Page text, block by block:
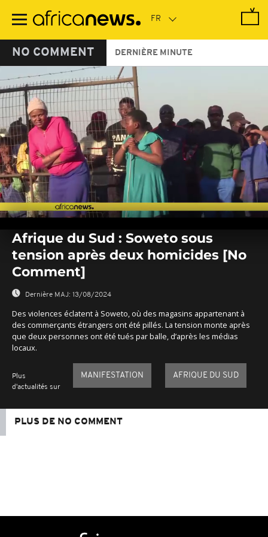
contenu
NO COMMENT DERNIÈRE MINUTE
seconds
seconds
Afrique du Sud : Soweto sous
tension après deux homicides [No
Comment]
Dernière MAJ: 13/08/2024
Des violences éclatent à Soweto, où des magasins appartenant à
des commerçants étrangers ont été pillés. La tension monte après
que deux personnes ont été tués par balle, d’après les médias
locaux.
Plus
d'actualités sur
MANIFESTATION AFRIQUE DU SUD
PLUS DE NO COMMENT